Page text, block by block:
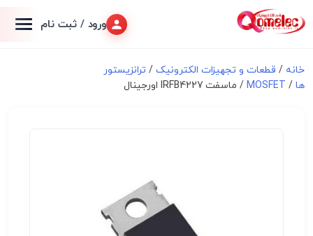
ورود / ثبت نام
خانه / قطعات و تجهیزات الکترونیک/ ترانزیستور
ها /
MOSFET/ ماسفت IRFB4227 اورجینال